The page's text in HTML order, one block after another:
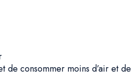
consommer moins d’air et